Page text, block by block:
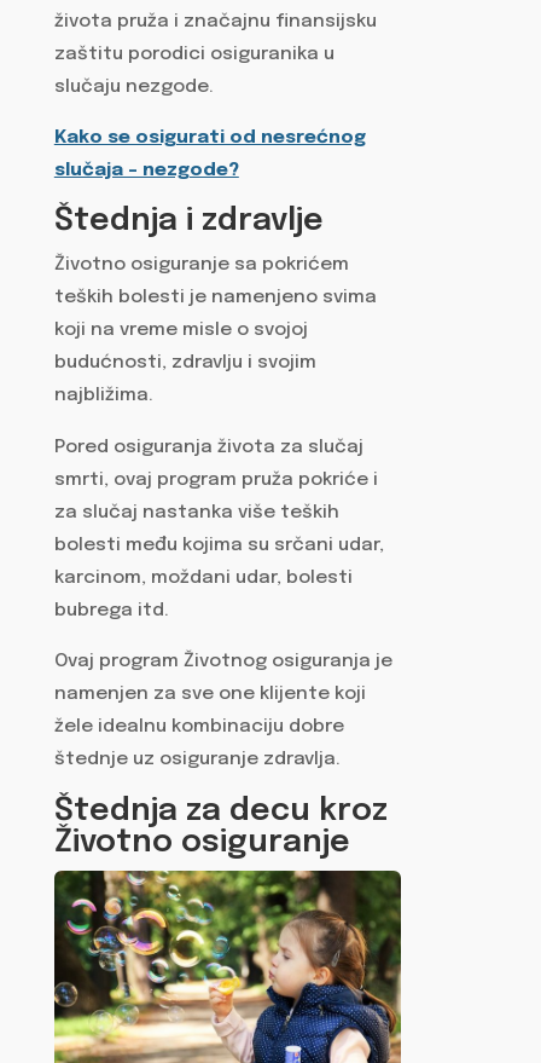
života pruža i značajnu finansijsku
zaštitu porodici osiguranika u
slučaju nezgode.
Kako se osigurati od nesrećnog
slučaja – nezgode?
Štednja i zdravlje
Životno osiguranje sa pokrićem
teških bolesti je namenjeno svima
koji na vreme misle o svojoj
budućnosti, zdravlju i svojim
najbližima.
Pored osiguranja života za slučaj
smrti, ovaj program pruža pokriće i
za slučaj nastanka više teških
bolesti među kojima su srčani udar,
karcinom, moždani udar, bolesti
bubrega itd.
Ovaj program Životnog osiguranja je
namenjen za sve one klijente koji
žele idealnu kombinaciju dobre
štednje uz osiguranje zdravlja.
Štednja za decu kroz
Životno osiguranje